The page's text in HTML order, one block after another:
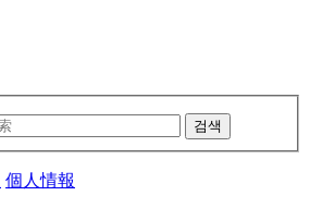
검색
個人情報